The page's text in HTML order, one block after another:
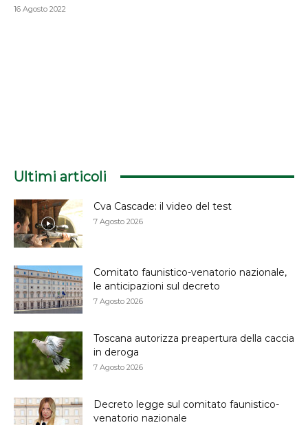
16 Agosto 2022
Ultimi articoli
Cva Cascade: il video del test
7 Agosto 2026
Comitato faunistico-venatorio nazionale,
le anticipazioni sul decreto
7 Agosto 2026
Toscana autorizza preapertura della caccia
in deroga
7 Agosto 2026
Decreto legge sul comitato faunistico-
venatorio nazionale